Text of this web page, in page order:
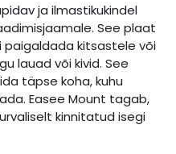
ja ilmastikukindel
See plaat
kitsastele või
lauad või kivid. See
täpse koha, kuhu
Easee Mount tagab,
kinnitatud isegi